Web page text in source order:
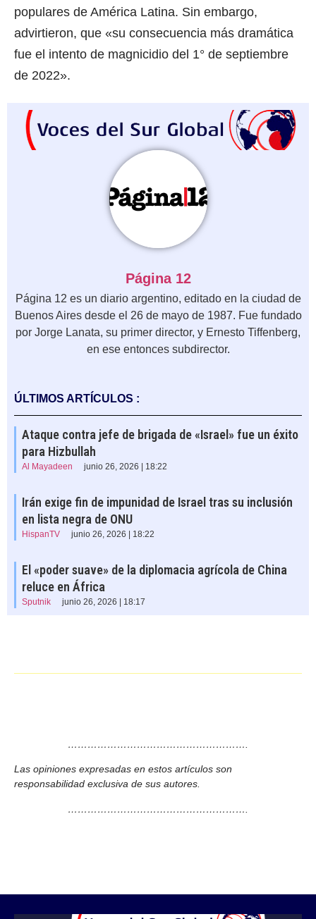
populares de América Latina. Sin embargo,
advirtieron, que «su consecuencia más dramática
fue el intento de magnicidio del 1° de septiembre
de 2022».
Página 12
Página 12 es un diario argentino, editado en la ciudad de
Buenos Aires desde el 26 de mayo de 1987. Fue fundado
por Jorge Lanata, su primer director, y Ernesto Tiffenberg,
en ese entonces subdirector.
ÚLTIMOS ARTÍCULOS :
Ataque contra jefe de brigada de «Israel» fue un éxito
para Hizbullah
Al Mayadeen junio 26, 2026 | 18:22
Irán exige fin de impunidad de Israel tras su inclusión
en lista negra de ONU
HispanTV junio 26, 2026 | 18:22
El «poder suave» de la diplomacia agrícola de China
reluce en África
Sputnik junio 26, 2026 | 18:17
……………………………………………….
Las opiniones expresadas en estos artículos son
responsabilidad exclusiva de sus autores.
……………………………………………….